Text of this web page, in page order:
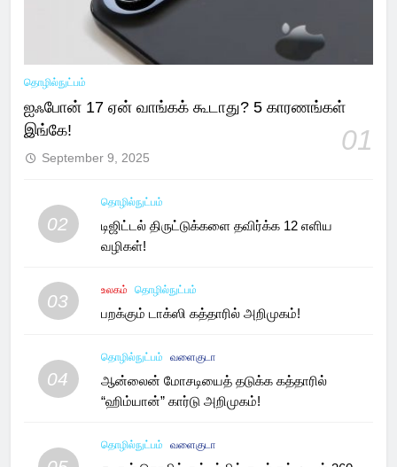
தொழில்நுட்பம்
ஐஃபோன் 17 ஏன் வாங்கக் கூடாது? 5 காரணங்கள்
இங்கே!
01
September 9, 2025
02
தொழில்நுட்பம்
டிஜிட்டல் திருட்டுக்களை தவிர்க்க 12 எளிய
வழிகள்!
03
உலகம் தொழில்நுட்பம்
பறக்கும் டாக்ஸி கத்தாரில் அறிமுகம்!
04
தொழில்நுட்பம் வளைகுடா
ஆன்லைன் மோசடியைத் தடுக்க கத்தாரில்
“ஹிம்யான்” கார்டு அறிமுகம்!
தொழில்நுட்பம் வளைகுடா